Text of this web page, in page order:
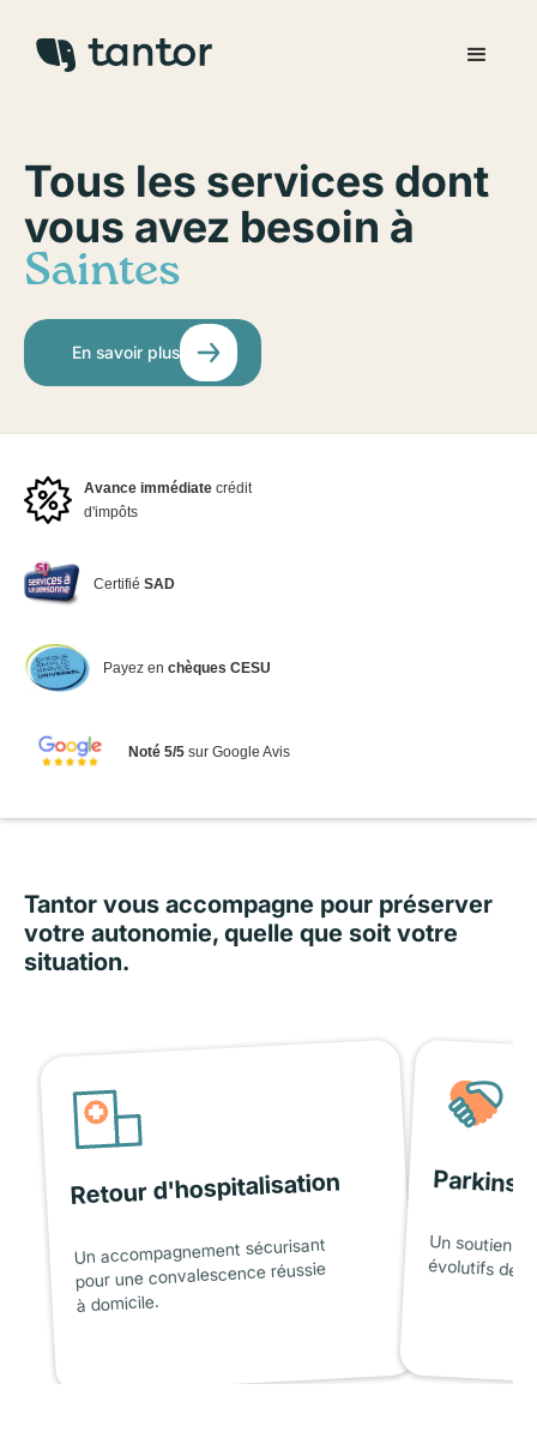
Tous les services dont
vous avez besoin à
Saintes
En savoir plus
Avance immédiate crédit
d'impôts
CertifiéSAD
Payez en chèques CESU
Noté 5/5sur Google Avis
Tantor vous accompagne pour préserver
votre autonomie, quelle que soit votre
situation.
Retour d'hospitalisation
Un accompagnement sécurisant
pour une convalescence réussie
à domicile.
Un soutien
évolutifs de